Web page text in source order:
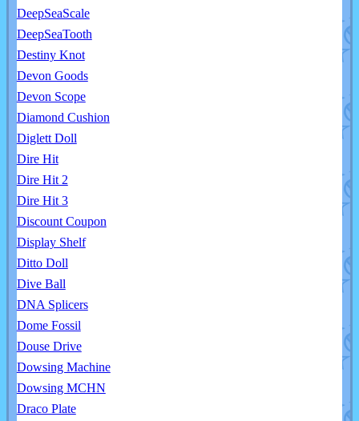
DeepSeaScale
DeepSeaTooth
Destiny Knot
Devon Goods
Devon Scope
Diamond Cushion
Diglett Doll
Dire Hit
Dire Hit 2
Dire Hit 3
Discount Coupon
Display Shelf
Ditto Doll
Dive Ball
DNA Splicers
Dome Fossil
Douse Drive
Dowsing Machine
Dowsing MCHN
Draco Plate